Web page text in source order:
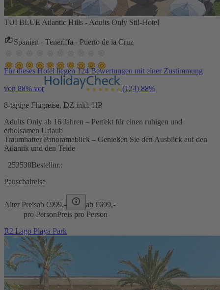
TUI BLUE Atlantic Hills - Adults Only Stil-Hotel
Spanien - Teneriffa - Puerto de la Cruz
Für dieses Hotel liegen 124 Bewertungen mit einer Zustimmung
von 88% vor (124) 88%
8-tägige Flugreise, DZ inkl. HP
Adults Only ab 16 Jahren – Perfekt für einen ruhigen und
erholsamen Urlaub
Traumhafter Panoramablick – Genießen Sie den Ausblick auf den
Atlantik und den Teide
253538Bestellnr.:
Pauschalreise
Alter Preisab €999,- ab €699,-
pro PersonPreis pro Person
R2 Lago Playa Park